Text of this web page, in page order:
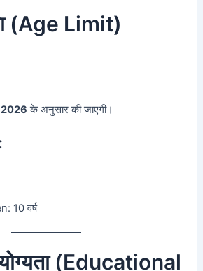
(Age Limit)
2026 के अनुसार की जाएगी।
10 वर्ष
(Educational